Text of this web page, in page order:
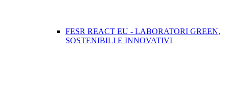
FESR REACT EU - LABORATORI GREEN,
SOSTENIBILI E INNOVATIVI